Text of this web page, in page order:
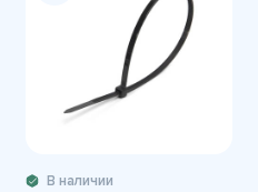
В наличии